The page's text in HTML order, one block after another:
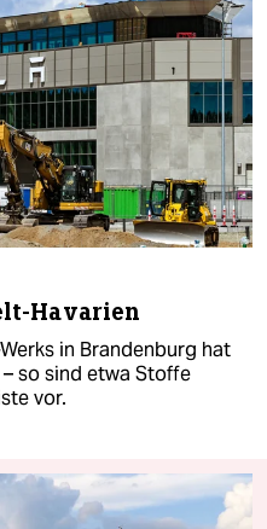
Havarien
in Brandenburg hat
so sind etwa Stoffe
vor.